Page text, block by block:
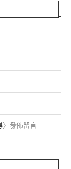
〉發佈留言